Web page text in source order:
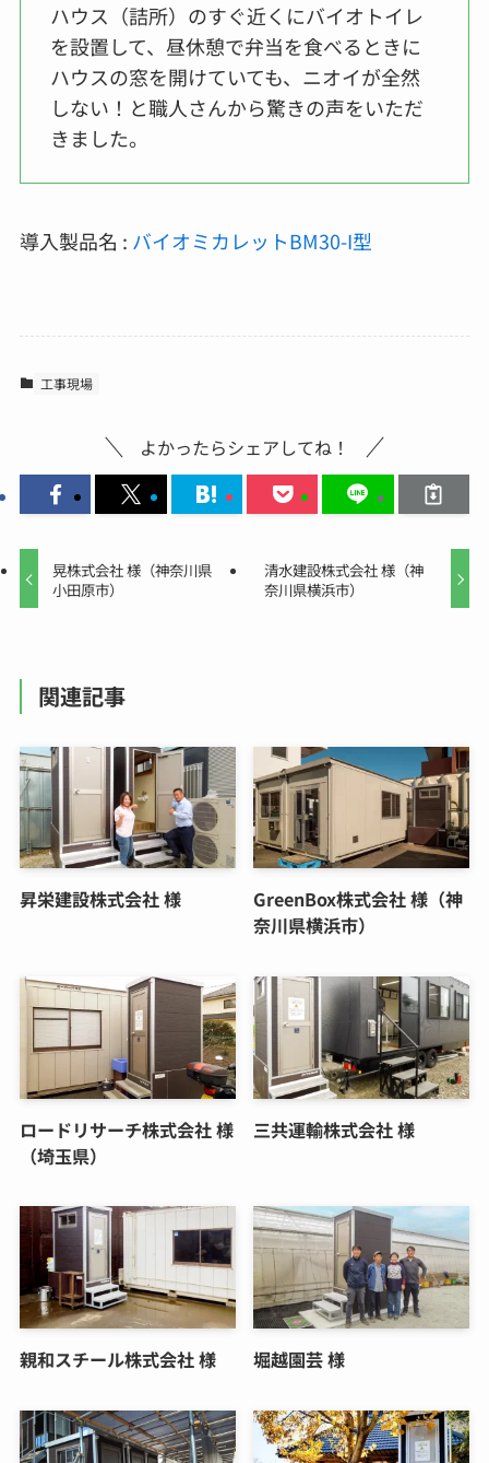
ハウス（詰所）のすぐ近くにバイオトイレ
を設置して、昼休憩で弁当を食べるときに
ハウスの窓を開けていても、ニオイが全然
しない！と職人さんから驚きの声をいただ
きました。
導入製品名 : バイオミカレットBM30-I型
工事現場
よかったらシェアしてね！
晃株式会社 様（神奈川県
小田原市）
清水建設株式会社 様（神
奈川県横浜市）
関連記事
昇栄建設株式会社 様
GreenBox株式会社 様（神
奈川県横浜市）
ロードリサーチ株式会社 様
（埼玉県）
三共運輸株式会社 様
親和スチール株式会社 様 堀越園芸 様